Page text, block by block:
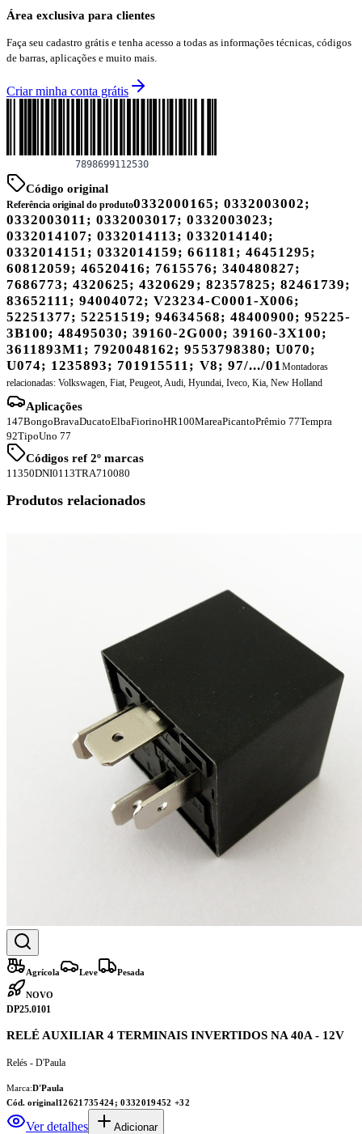
Área exclusiva para clientes
Faça seu cadastro grátis e tenha acesso a todas as informações técnicas, códigos
de barras, aplicações e muito mais.
Criar minha conta grátis
Código original
Referência original do produto0332000165; 0332003002;
0332003011; 0332003017; 0332003023;
0332014107; 0332014113; 0332014140;
0332014151; 0332014159; 661181; 46451295;
60812059; 46520416; 7615576; 340480827;
7686773; 4320625; 4320629; 82357825; 82461739;
83652111; 94004072; V23234-C0001-X006;
52251377; 52251519; 94634568; 48400900; 95225-
3B100; 48495030; 39160-2G000; 39160-3X100;
3611893M1; 7920048162; 9553798380; U070;
U074; 1235893; 701915511; V8; 97/.../01Montadoras
relacionadas: Volkswagen, Fiat, Peugeot, Audi, Hyundai, Iveco, Kia, New Holland
Aplicações
147BongoBravaDucatoElbaFiorinoHR100MareaPicantoPrêmio 77Tempra
92TipoUno 77
Códigos ref 2º marcas
11350DNI0113TRA710080
Produtos relacionados
Agrícola Leve Pesada
NOVO
DP25.0101
RELÉ AUXILIAR 4 TERMINAIS INVERTIDOS NA 40A - 12V
Relés - D'Paula
Marca:D'Paula
Cód. original12621735424; 0332019452 +32
Ver detalhes Adicionar